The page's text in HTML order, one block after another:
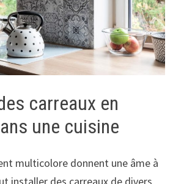
carreaux en
une cuisine
multicolore donnent une âme à